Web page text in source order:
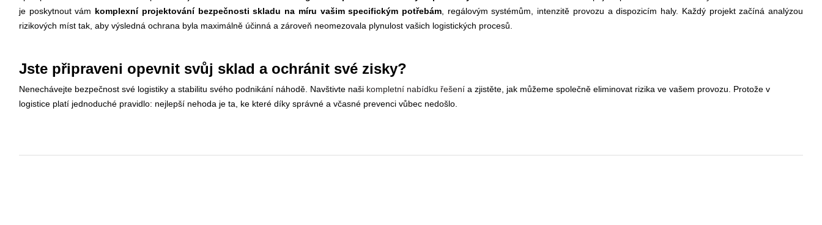
je poskytnout vám komplexní projektování bezpečnosti skladu na míru vašim specifickým potřebám , regálovým systémům, intenzitě provozu a dispozicím haly. Každý projekt začíná analýzou
rizikových míst tak, aby výsledná ochrana byla maximálně účinná a zároveň neomezovala plynulost vašich logistických procesů.
Jste připraveni opevnit svůj sklad a ochránit své zisky?
Nenechávejte bezpečnost své logistiky a stabilitu svého podnikání náhodě. Navštivte naši kompletní nabídku řešení a zjistěte, jak můžeme společně eliminovat rizika ve vašem provozu. Protože v
logistice platí jednoduché pravidlo: nejlepší nehoda je ta, ke které díky správné a včasné prevenci vůbec nedošlo.